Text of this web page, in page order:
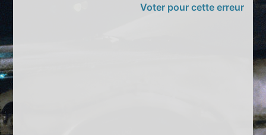
Voter pour cette erreur